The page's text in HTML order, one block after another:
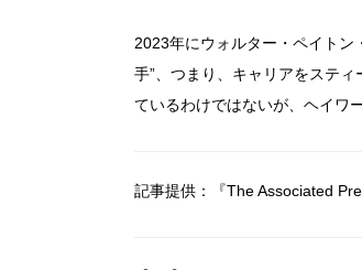
2023年にウォルター・ペイトン
手”、つまり、キャリアをステ
ているわけではないが、ヘイワ
記事提供：『The Associated